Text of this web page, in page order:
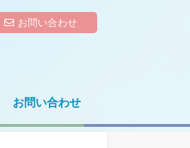
お問い合わせ
お問い合わせ